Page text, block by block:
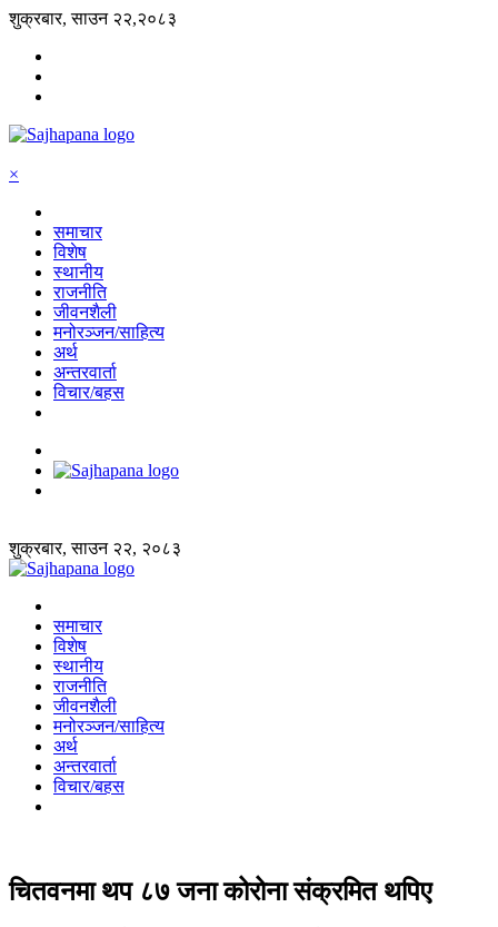
शुक्रबार, साउन २२,२०८३
×
समाचार
विशेष
स्थानीय
राजनीति
जीवनशैली
मनोरञ्जन/साहित्य
अर्थ
अन्तरवार्ता
विचार/बहस
शुक्रबार, साउन २२, २०८३
समाचार
विशेष
स्थानीय
राजनीति
जीवनशैली
मनोरञ्जन/साहित्य
अर्थ
अन्तरवार्ता
विचार/बहस
चितवनमा थप ८७ जना कोरोना संक्रमित थपिए